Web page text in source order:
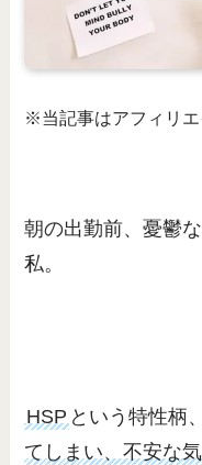
※当記事はアフィリエ
朝の出勤前、憂鬱
私。
HSP という特性柄
てしまい、不安な